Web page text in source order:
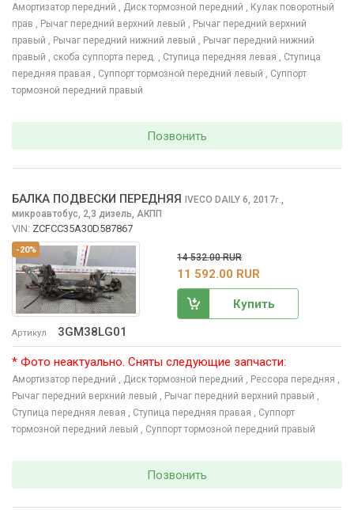
Амортизатор передний , Диск тормозной передний , Кулак поворотный
прав , Рычаг передний верхний левый , Рычаг передний верхний
правый , Рычаг передний нижний левый , Рычаг передний нижний
правый , скоба суппорта перед. , Ступица передняя левая , Ступица
передняя правая , Суппорт тормозной передний левый , Суппорт
тормозной передний правый
Позвонить
-20%
Артикул 3GM38LG01
БАЛКА ПОДВЕСКИ ПЕРЕДНЯЯ IVECO DAILY 6, 2017г.
микроавтобус, 2,3 дизель, АКПП
VIN: ZCFCC35A30D587867
14 532.00 RUR
11 592.00 RUR
Купить
* Фото неактуально. Сняты следующие запчасти:
Амортизатор передний , Диск тормозной передний , Рессора передняя ,
Рычаг передний верхний левый , Рычаг передний верхний правый ,
Ступица передняя левая , Ступица передняя правая , Суппорт
тормозной передний левый , Суппорт тормозной передний правый
Позвонить